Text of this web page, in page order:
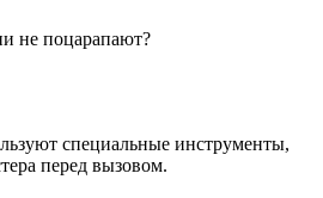
не поцарапают?
специальные инструменты,
перед вызовом.